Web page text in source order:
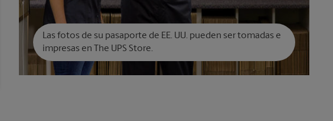
Las fotos de su pasaporte de EE. UU. pueden ser tomadas e
impresas en The UPS Store.